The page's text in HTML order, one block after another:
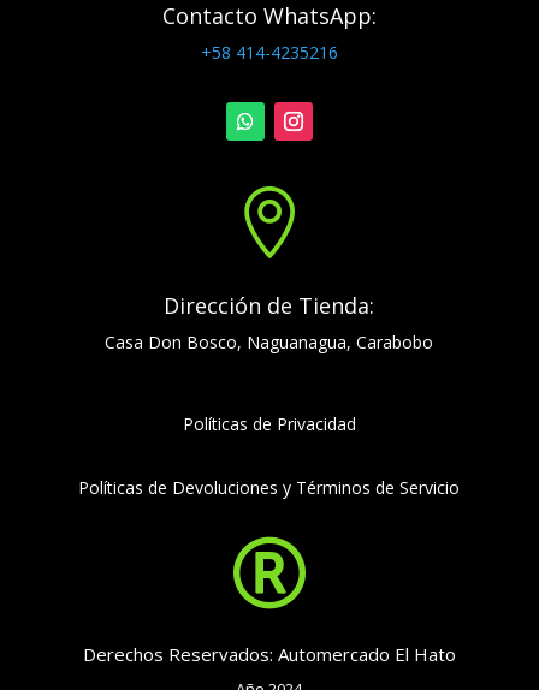
Contacto WhatsApp:
+58 414-4235216

Dirección de Tienda:
Casa Don Bosco, Naguanagua, Carabobo
Políticas de Privacidad
Políticas de Devoluciones y Términos de Servicio

Derechos Reservados: Automercado El Hato